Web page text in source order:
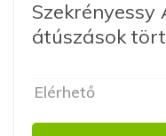
átúszások
Elérhető